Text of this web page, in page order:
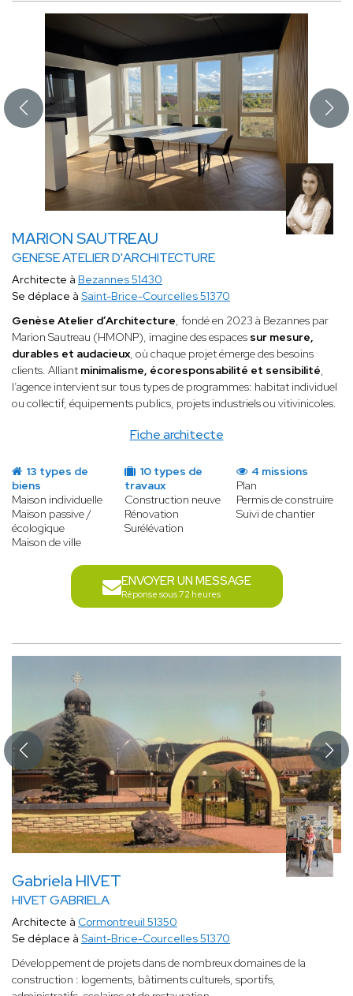
MARION SAUTREAU
GENESE ATELIER D'ARCHITECTURE
Fiche architecte
Architecte à Bezannes 51430
Se déplace à Saint-Brice-Courcelles 51370
Genèse Atelier d’Architecture, fondé en 2023 à Bezannes par
Marion Sautreau (HMONP), imagine des espaces sur mesure,
durables et audacieux, où chaque projet émerge des besoins
clients. Alliant minimalisme, écoresponsabilité et sensibilité,
l’agence intervient sur tous types de programmes: habitat individuel
ou collectif, équipements publics, projets industriels ou vitivinicoles.
13 types de
biens
Maison individuelle
Maison passive /
écologique
Maison de ville
10 types de
travaux
Construction neuve
Rénovation
Surélévation
4 missions
Plan
Permis de construire
Suivi de chantier
ENVOYER UN MESSAGE
Réponse sous 72 heures
Gabriela HIVET
HIVET GABRIELA
Architecte à Cormontreuil 51350
Se déplace à Saint-Brice-Courcelles 51370
Développement de projets dans de nombreux domaines de la
construction : logements, bâtiments culturels, sportifs,